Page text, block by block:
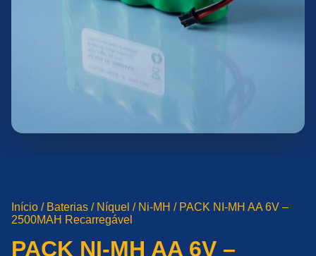
Início / Baterias / Níquel / Ni-MH / PACK NI-MH AA 6V –
2500MAH Recarregável
PACK NI-MH AA 6V –